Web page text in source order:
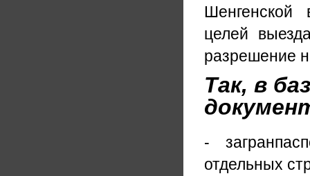
Шенгенской
целей
разрешение
Так, в
-
отдельных